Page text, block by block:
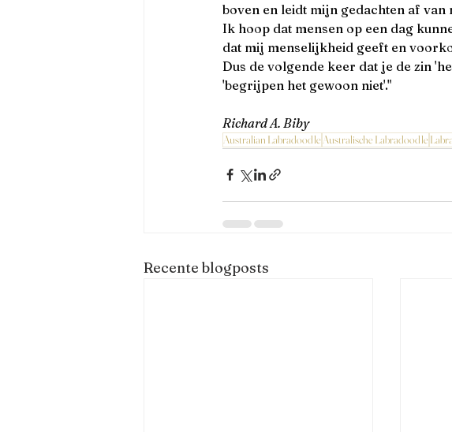
boven en leidt mijn gedachten af van
Ik hoop dat mensen op een dag
dat mij menselijkheid geeft en
Dus de volgende keer dat je de zin
'begrijpen het gewoon niet'."
Richard A. Biby
Australian LabradoodleAustralische Labradoodle
Recente blogposts